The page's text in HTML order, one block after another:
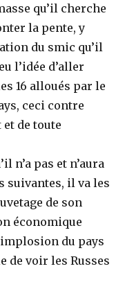
qu’il cherche
la pente, y
du smic qu’il
l’idée d’aller
16 alloués par le
ceci contre
de toute
n’a pas et n’aura
suivantes, il va les
de son
économique
du pays
de voir les Russes